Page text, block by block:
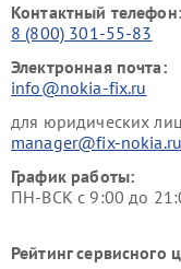
Контактный телефон:
8 (800) 301-55-83
Электронная почта:
info@nokia-fix.ru
для юридических
manager@fix-nokia.ru
График работы:
ПН-ВСК с 9:00 до
Рейтинг сервисного